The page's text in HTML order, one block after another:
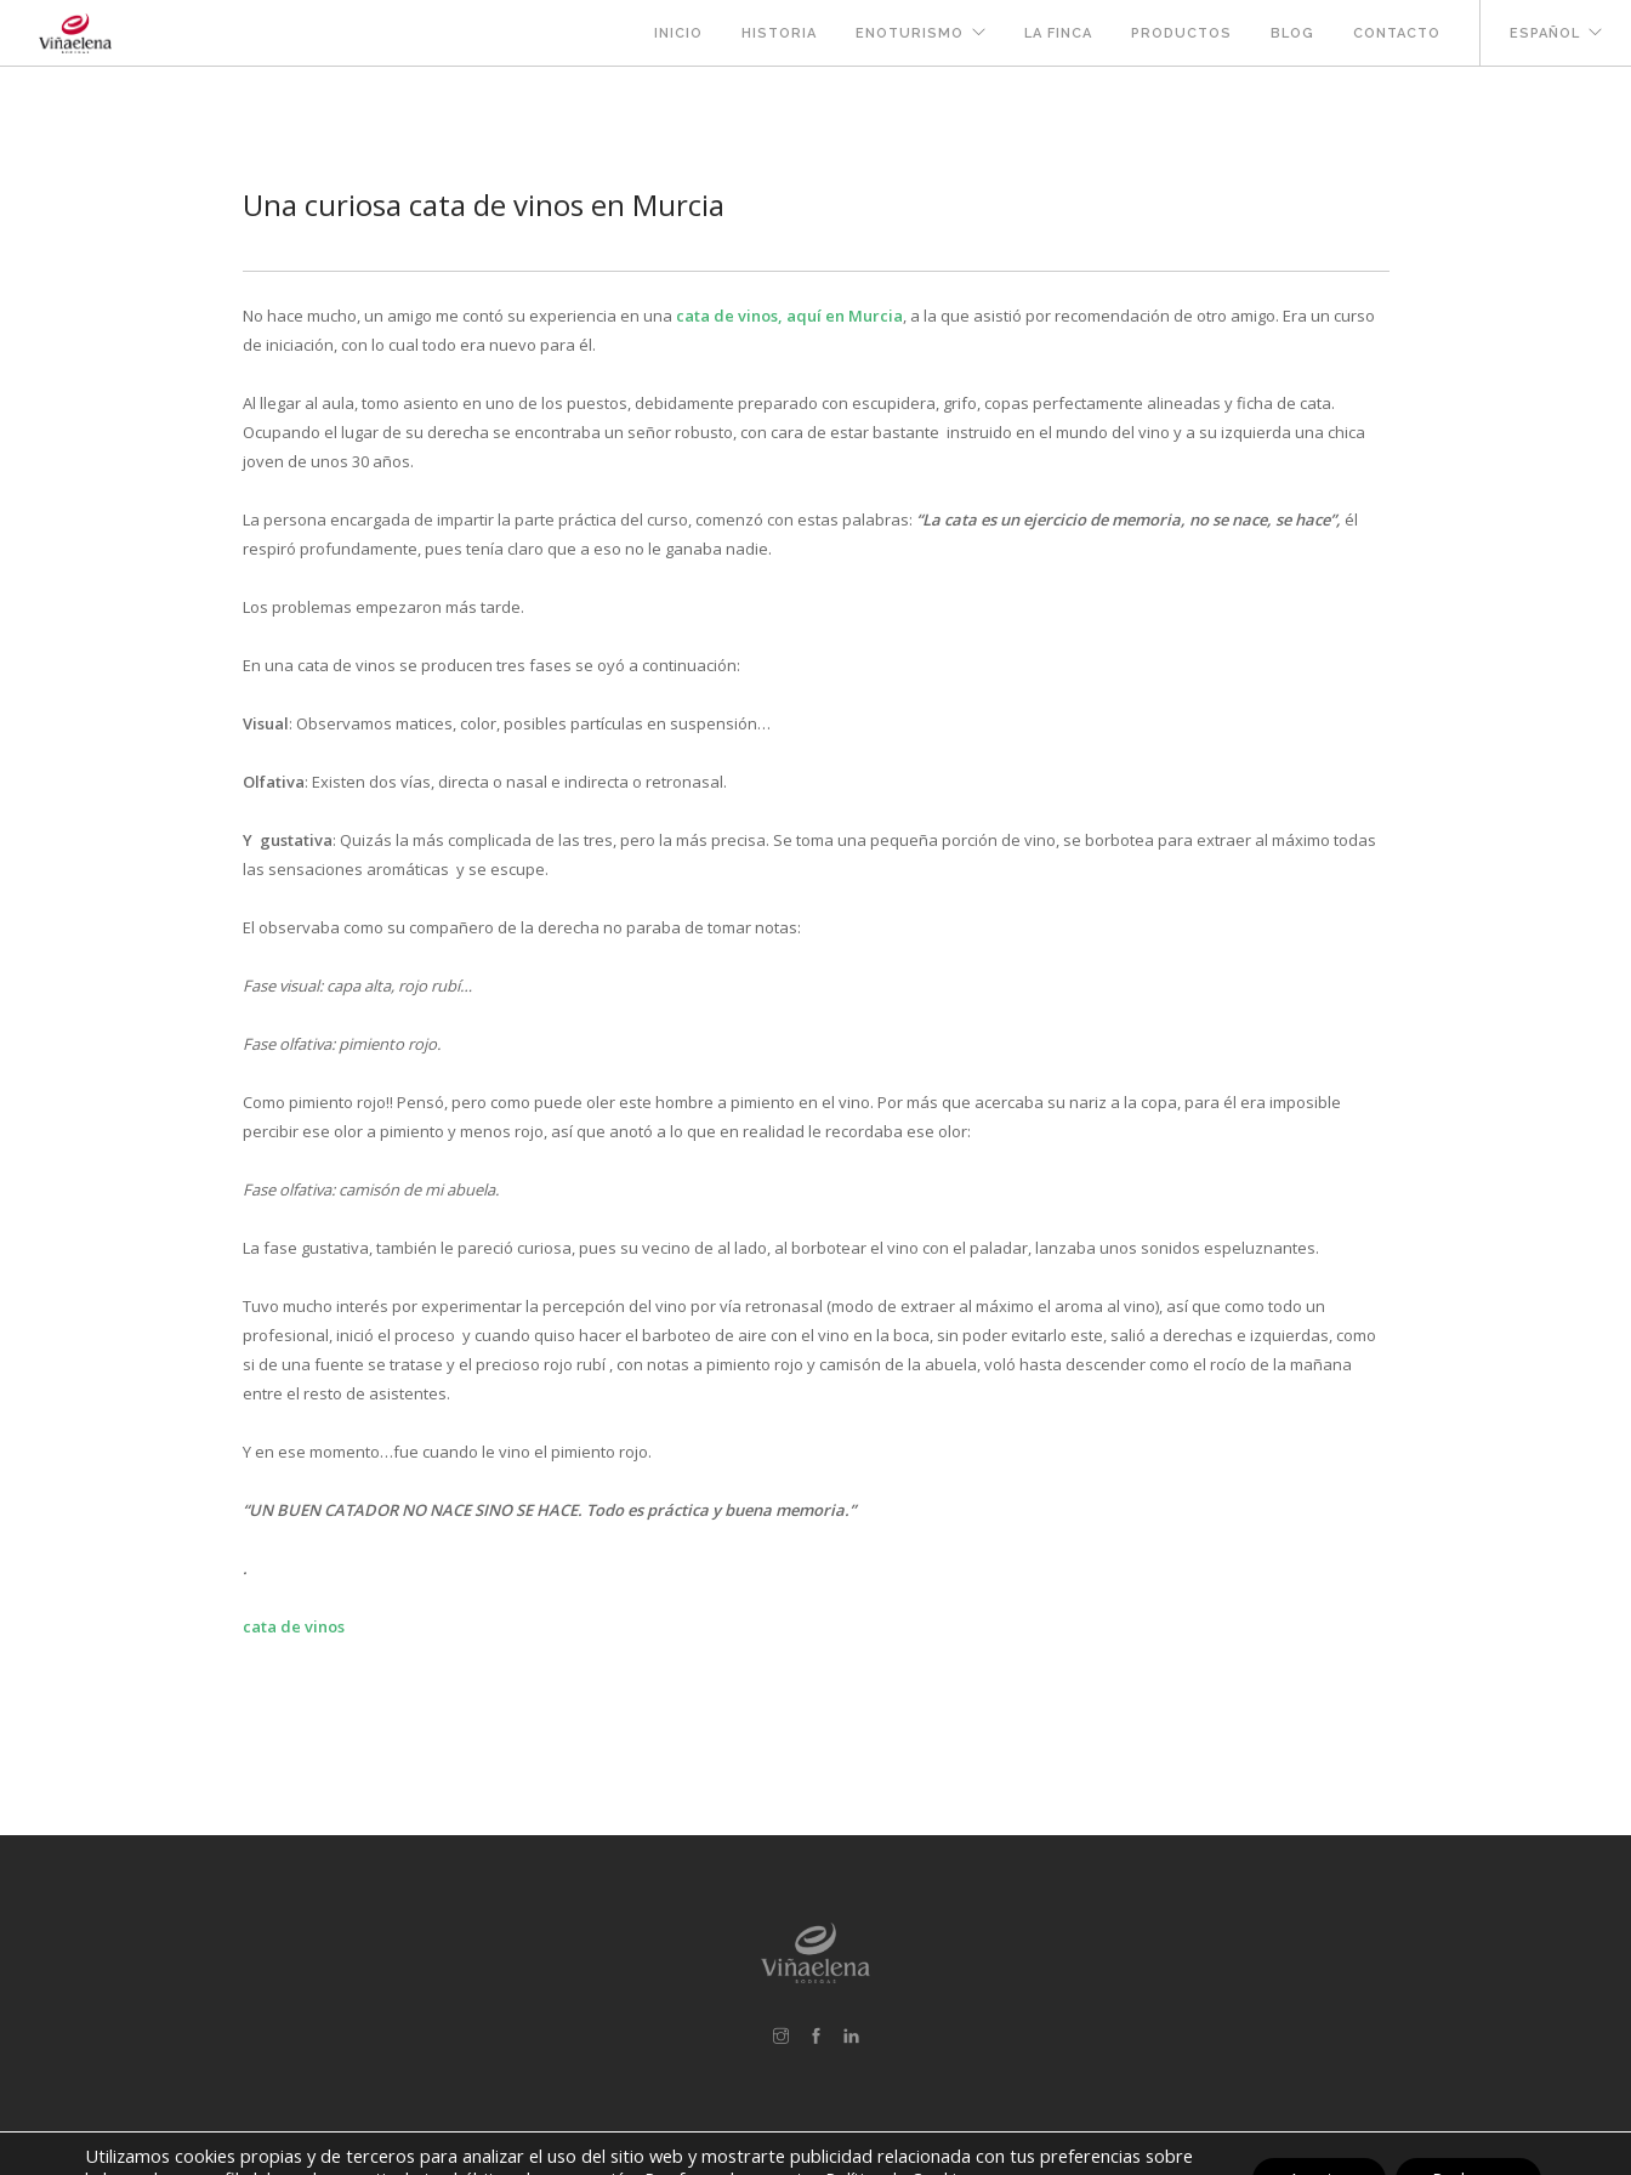
INICIO HISTORIA ENOTURISMO LA FINCA PRODUCTOS BLOG CONTACTO ESPAÑOL
Una curiosa cata de vinos en Murcia
No hace mucho, un amigo me contó su experiencia en una cata de vinos, aquí en Murcia, a la que asistió por recomendación de otro amigo. Era un curso
de iniciación, con lo cual todo era nuevo para él.
Al llegar al aula, tomo asiento en uno de los puestos, debidamente preparado con escupidera, grifo, copas perfectamente alineadas y ficha de cata.
Ocupando el lugar de su derecha se encontraba un señor robusto, con cara de estar bastante instruido en el mundo del vino y a su izquierda una chica
joven de unos 30 años.
La persona encargada de impartir la parte práctica del curso, comenzó con estas palabras: “La cata es un ejercicio de memoria, no se nace, se hace”, él
respiró profundamente, pues tenía claro que a eso no le ganaba nadie.
Los problemas empezaron más tarde.
En una cata de vinos se producen tres fases se oyó a continuación:
Visual: Observamos matices, color, posibles partículas en suspensión…
Olfativa: Existen dos vías, directa o nasal e indirecta o retronasal.
Y gustativa: Quizás la más complicada de las tres, pero la más precisa. Se toma una pequeña porción de vino, se borbotea para extraer al máximo todas
las sensaciones aromáticas y se escupe.
El observaba como su compañero de la derecha no paraba de tomar notas:
Fase visual: capa alta, rojo rubí…
Fase olfativa: pimiento rojo.
Como pimiento rojo!! Pensó, pero como puede oler este hombre a pimiento en el vino. Por más que acercaba su nariz a la copa, para él era imposible
percibir ese olor a pimiento y menos rojo, así que anotó a lo que en realidad le recordaba ese olor:
Fase olfativa: camisón de mi abuela.
La fase gustativa, también le pareció curiosa, pues su vecino de al lado, al borbotear el vino con el paladar, lanzaba unos sonidos espeluznantes.
Tuvo mucho interés por experimentar la percepción del vino por vía retronasal (modo de extraer al máximo el aroma al vino), así que como todo un
profesional, inició el proceso y cuando quiso hacer el barboteo de aire con el vino en la boca, sin poder evitarlo este, salió a derechas e izquierdas, como
si de una fuente se tratase y el precioso rojo rubí , con notas a pimiento rojo y camisón de la abuela, voló hasta descender como el rocío de la mañana
entre el resto de asistentes.
Y en ese momento…fue cuando le vino el pimiento rojo.
“UN BUEN CATADOR NO NACE SINO SE HACE. Todo es práctica y buena memoria.”
.
cata de vinos
Utilizamos cookies propias y de terceros para analizar el uso del sitio web y mostrarte publicidad relacionada con tus preferencias sobre
Español